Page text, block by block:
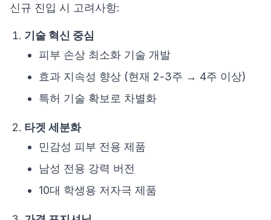
신규 진입 시 고려사항:
기술 혁신 중심
피부 손상 최소화 기술 개발
효과 지속성 향상 (현재 2-3주 → 4주 이상)
특허 기술 확보로 차별화
타겟 세분화
민감성 피부 전용 제품
남성 전용 강력 버전
10대 학생용 저자극 제품